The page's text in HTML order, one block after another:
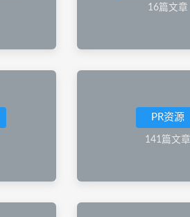
16篇文章
PR资源
141篇文章